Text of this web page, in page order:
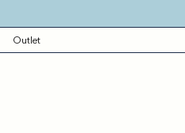
Outlet